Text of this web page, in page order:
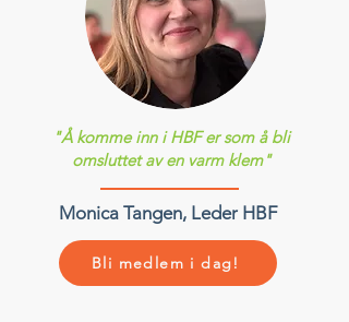
"Å komme inn i HBF er som å bli
omsluttet av en varm klem"
Monica Tangen, Leder HBF
Bli medlem i dag!